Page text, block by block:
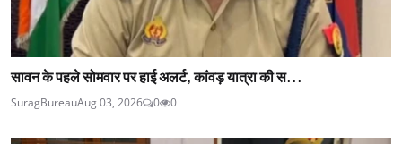
सावन के पहले सोमवार पर हाई अलर्ट, कांवड़ यात्रा की स...
SuragBureauAug 03, 2026 0 0